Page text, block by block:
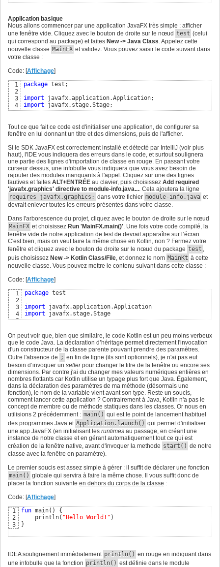
Application basique
Nous allons commencer par une application JavaFX très simple : afficher
une fenêtre vide. Cliquez avec le bouton de droite sur le nœud test (celui
qui correspond au package) et faites New -> Java Class. Appelez cette
nouvelle classe MainFX et validez. Vous pouvez saisir le code suivant dans
votre classe :
Code: [Affichage]
1
2
3
4
5
7
8
10
11
12
13
14
15
16
17
18
package test;
import
import javafx.stage.Stage;
public static void main(final String... args)
{
        Application.launch
(args);
@Override
public void start( final Stage stage) throws
        stage.setTitle
("Test FX");
        stage.setWidth
(800);
        stage.setHeight
(600) ;
        stage.show
()
}
}
Tout ce que fait ce code est d'initialiser une application, de configurer sa
fenêtre en lui donnant un titre et des dimensions, puis de l'afficher.
Si le SDK JavaFX est correctement installé et détecté par IntelliJ (voir plus
haut), l'IDE vous indiquera des erreurs dans le code, et surtout soulignera
une partie des lignes d'importation de classe en rouge. En passant votre
curseur dessus, une infobulle vous indiquera que vous avez besoin de
rajouter des modules manquants à l'appel. Cliquez sur une des lignes
fautives et faites ALT+ENTRÉE au clavier, puis choisissez Add required
'javafx.graphics' directive to module-info.java.... Cela ajoutera la ligne
requires javafx.graphics; dans votre fichier module-info.java et
devrait enlever toutes les erreurs présentes dans votre classe.
Dans l'arborescence du projet, cliquez avec le bouton de droite sur le nœud
MainFX et choisissez Run 'MainFX.main()'. Une fois votre code compilé, la
fenêtre vide de notre application de test de devrait apparaître sur l’écran.
C'est bien, mais on veut faire la même chose en Kotlin, non ? Fermez votre
fenêtre et cliquez avec le bouton de droite sur le nœud du package test ,
puis choisissez New -> Kotlin Class/File, et donnez le nom MainKt à cette
nouvelle classe. Vous pouvez mettre le contenu suivant dans cette classe :
Code: [Affichage]
1
2
3
4
5
7
8
9
10
11
12
13
package test
import
import javafx.stage.Stage
override fun start( stage: Stage)
{
        stage.title =
"Test Kt"
        stage.width =
800.0
        stage.height =
600.0
        stage.show
( )
}
}
On peut voir que, bien que similaire, le code Kotlin est un peu moins verbeux
que le code Java. La déclaration d’héritage permet directement l'invocation
d'un constructeur de la classe parente pouvant prendre des paramètres.
Outre l'absence de ; en fin de ligne (ils sont optionnels), je n'ai pas eut
besoin d’invoquer un setterpour changer le titre de la fenêtre ou encore ses
dimensions. Par contre j'ai du changer mes valeurs numériques entières en
nombres flottants car Kotlin utilise un typage plus fort que Java. Également,
dans la déclaration des paramètres de ma méthode (désormais une
fonction), le nom de la variable vient avant son type. Reste un soucis,
comment lancer cette application ? Contrairement à Java, Kotlin n'a pas le
concept de membre ou de méthode statiques dans les classes. Or nous en
utilisions 2 précédemment : main() qui est le point de lancement habituel
des programmes Java et Application.launch() qui permet d'initialiser
une app JavaFX (en initialisant les runtimes au passage, en créant une
instance de notre classe et en gérant automatiquement tout ce qui est
création de la fenêtre native, avant d'invoquer la methode start() de notre
classe avec la fenêtre en paramètre).
Le premier soucis est assez simple à gérer : il suffit de déclarer une fonction
main() globale qui servira à faire la même chose. Il vous suffit donc de
placer la fonction suivante en dehors du corps de la classe :
Code: [Affichage]
1
2
3
fun main( )
{
    println
( "Hello World!" )
}
IDEA soulignement immédiatement println() en rouge en indiquant dans
une infobulle que la fonction println() est définie dans le module